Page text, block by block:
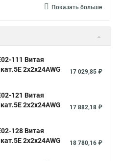
Показать больше
111 Витая
2х2х24AWG
17 029,85 ₽
121 Витая
2х2х24AWG
17 882,18 ₽
128 Витая
2x2х24AWG
18 780,16 ₽